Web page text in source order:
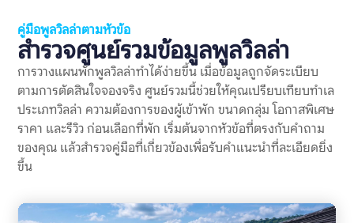
ไว้ก่อนหรือไม่ เจ้าของอธิบายอย่างไร และมีผู้เข้าพักคนอื่นเจอ
ปัญหาแบบเดียวกันซ้ำหรือเปล่า ทำไมข้อร้องเรียนเรื่องเงินมัดจำจึง
สำคัญ? พูลวิลล่ามักมีค่าใช้จ่ายสูงกว่าที่พักทั่วไป และมักจองเป็นก
ลุ่ม การวางเงินมัดจำจึงอาจเป็นจำนวนเงินที่ไม่น้อย หากเกิดความ
เข้าใจผิดเรื่องการคืนเงินหรือการหักเงิน อาจกระทบความรู้สึกของ
ทั้งกลุ่ม แม้ตัวบ้านจะดีหรือทริปโดยรวมจะสนุกก็ตาม ข้อร้องเรียน
เงินมัดจำพูลวิลล่าเป็นสัญญาณเตือนที่สำคัญ เพราะช่วยสะท้อน
หลายเรื่องพร้อมกัน ได้แก่ ความชัดเจนของกฎบ้าน ความโปร่งใส
ของค่าใช้จ่าย วิธีสื่อสารของเจ้าของที่พัก […]
คู่มือพูลวิลล่าตามหัวข้อ
สำรวจศูนย์รวมข้อมูลพูลวิลล่า
การวางแผนพักพูลวิลล่าทำได้ง่ายขึ้น เมื่อข้อมูลถูกจัดระเบียบ
ตามการตัดสินใจจองจริง ศูนย์รวมนี้ช่วยให้คุณเปรียบเทียบทำเล
ประเภทวิลล่า ความต้องการของผู้เข้าพัก ขนาดกลุ่ม โอกาสพิเศษ
ราคา และรีวิว ก่อนเลือกที่พัก เริ่มต้นจากหัวข้อที่ตรงกับคำถาม
ของคุณ แล้วสำรวจคู่มือที่เกี่ยวข้องเพื่อรับคำแนะนำที่ละเอียดยิ่ง
ขึ้น